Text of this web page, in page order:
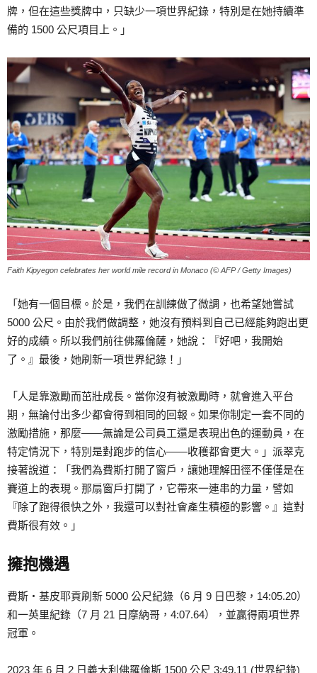
牌，但在這些獎牌中，只缺少一項世界紀錄，特別是在她持續準
備的 1500 公尺項目上。」
Faith Kipyegon celebrates her world mile record in Monaco (© AFP / Getty Images)
「她有一個目標。於是，我們在訓練做了微調，也希望她嘗試
5000 公尺。由於我們做調整，她沒有預料到自己已經能夠跑出更
好的成績。所以我們前往佛羅倫薩，她說：『好吧，我開始
了。』最後，她刷新一項世界紀錄！」
「人是靠激勵而茁壯成長。當你沒有被激勵時，就會進入平台
期，無論付出多少都會得到相同的回報。如果你制定一套不同的
激勵措施，那麼——無論是公司員工還是表現出色的運動員，在
特定情況下，特別是對跑步的信心——收穫都會更大。」派翠克
接著說道：「我們為費斯打開了窗戶，讓她理解田徑不僅僅是在
賽道上的表現。那扇窗戶打開了，它帶來一連串的力量，譬如
『除了跑得很快之外，我還可以對社會產生積極的影響。』這對
費斯很有效。」
擁抱機遇
費斯‧基皮耶貢刷新 5000 公尺紀錄（6 月 9 日巴黎，14:05.20）
和一英里紀錄（7 月 21 日摩納哥，4:07.64），並贏得兩項世界
冠軍。
2023 年 6 月 2 日義大利佛羅倫斯 1500 公尺 3:49.11 (世界紀錄)